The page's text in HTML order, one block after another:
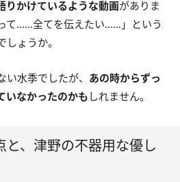
りかけているような動画がありま
て……全てを伝えたい……」という
ょうか。
水季でしたが、 あの時からずっ
いなかったのかも しれません。
、津野の不器用な優し